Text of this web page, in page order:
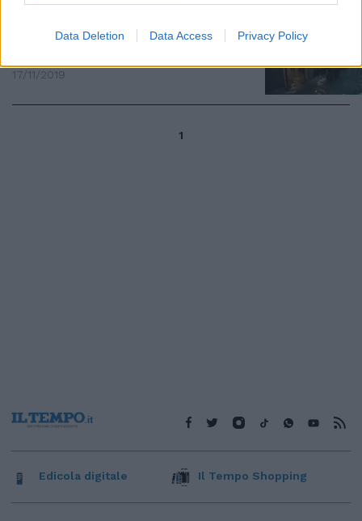
Data Deletion Data Access Privacy Policy
LAGUNA SOMMERSA
Venezia senza tregua Sott'acqua
17/11/2019
1
Edicola digitale Il Tempo Shopping